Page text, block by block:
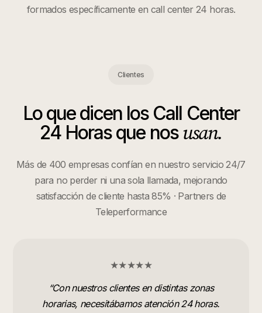
formados específicamente en call center 24 horas.
Clientes
Lo que dicen los Call Center
24 Horasque nosusan.
Más de 400 empresas confían en nuestro servicio 24/7
para no perder ni una sola llamada, mejorando
satisfacción de cliente hasta 85% · Partners de
Teleperformance
★★★★★
“Con nuestros clientes en distintas zonas
horarias, necesitábamos atención 24 horas.